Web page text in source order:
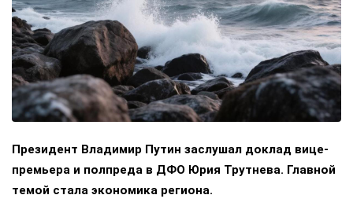
Президент Владимир Путин заслушал доклад вице-
премьера и полпреда в ДФО Юрия Трутнева. Главной
темой стала экономика региона.